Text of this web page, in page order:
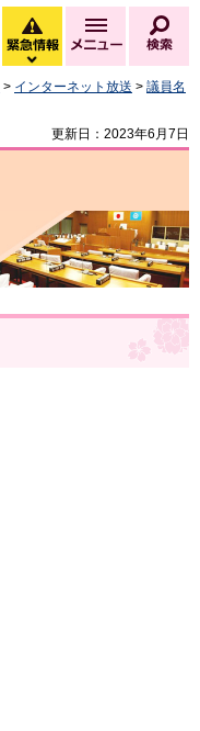
緊急情報
緊急情報を開く
メニュー
> インターネット放送 > 議員名
更新日：2023年6月7日